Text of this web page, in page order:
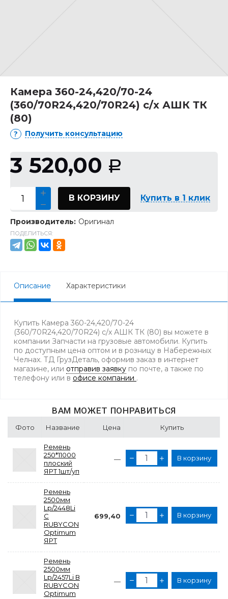
Камера 360-24,420/70-24
(360/70R24,420/70R24) с/х АШК ТК
(80)
Получить консультацию
3 520,00 Р
В КОРЗИНУ Купить в 1 клик
Производитель: Оригинал
ПОДЕЛИТЬСЯ:
Описание Характеристики
Купить Камера 360-24,420/70-24
(360/70R24,420/70R24) с/х АШК ТК (80) вы можете в
компании Запчасти на грузовые автомобили. Купить
по доступным цена оптом и в розницу в Набережных
Челнах. ТД ГрузДеталь, оформив заказ в интернет
магазине, или отправив заявку по почте, а также по
телефону или в офисе компании .
ВАМ МОЖЕТ ПОНРАВИТЬСЯ
Фото Название Цена Купить
Ремень
250*11000
плоский
ЯРТ 1шт/уп
— В корзину
Ремень
2500мм
Lp/2448Li
C
RUBYCON
Optimum
ЯРТ
699,40 В корзину
Ремень
2500мм
Lp/2457Li В
RUBYCON
Optimum
— В корзину